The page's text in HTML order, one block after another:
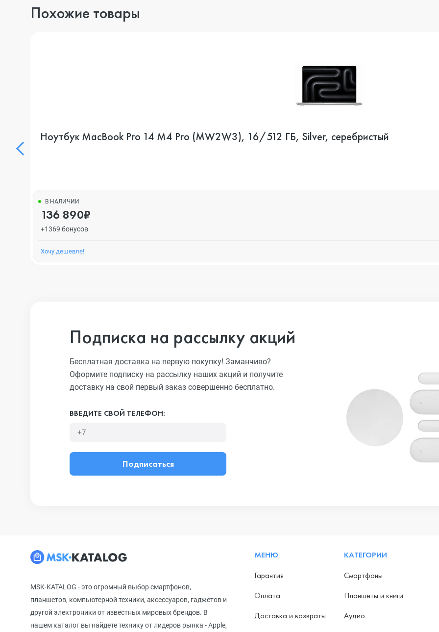
Похожие товары
Ноутбук MacBook Pro 14 M4 Pro (MW2W3), 16/512 ГБ, Silver, серебристый
В НАЛИЧИИ
136 890₽
+1369 бонусов
Хочу дешевле!
Подписка на рассылку акций
Бесплатная доставка на первую покупку! Заманчиво?
Оформите подписку на рассылку наших акций и получите
доставку на свой первый заказ совершенно бесплатно.
ВВЕДИТЕ СВОЙ ТЕЛЕФОН:
Подписаться
MSK-KATALOG - это огромный выбор смартфонов,
планшетов, компьютерной техники, аксессуаров, гаджетов и
другой электроники от известных мировых брендов. В
нашем каталог вы найдете технику от лидеров рынка - Apple,
МЕНЮ
Гарантия
Оплата
Доставка и возвраты
КАТЕГОРИИ
Смартфоны
Планшеты и книги
Аудио